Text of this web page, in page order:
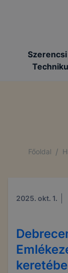
Szerencsi
Főoldal /
2025. okt. 1.